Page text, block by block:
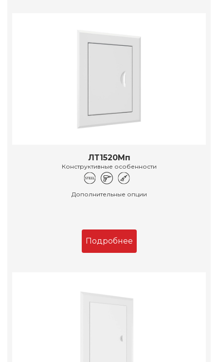
ЛТ1520Мп
Конструктивные особенности
Дополнительные опции
Подробнее